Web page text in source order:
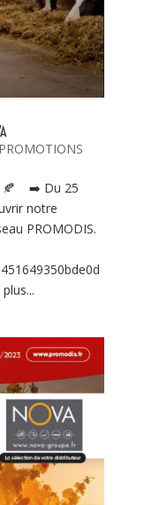
PROMOTIONS
🍂 ➡️ Du 25
notre
PROMODIS.